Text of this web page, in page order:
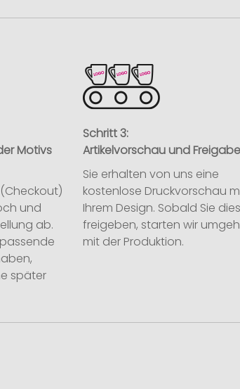
Motivs
und
ab.
später
Schritt 3:
Artikelvorschau und Freigabe
Sie erhalten von uns eine
kostenlose Druckvorschau
Ihrem Design. Sobald Sie
freigeben, starten wir
mit der Produktion.